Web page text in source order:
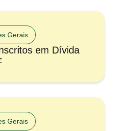
Gerais
em Dívida
Gerais